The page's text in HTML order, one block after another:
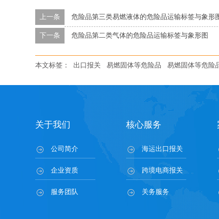
上一条 危险品第三类易燃液体的危险品运输标签与象形
下一条 危险品第二类气体的危险品运输标签与象形图
本文标签： 出口报关 易燃固体等危险品 易燃固体等危险
关于我们
公司简介
企业资质
服务团队
核心服务
海运出口报关
跨境电商报关
关务服务